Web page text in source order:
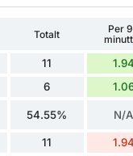
Totalt
Per
11 1.94
6
54.55% N/A
11 1.94